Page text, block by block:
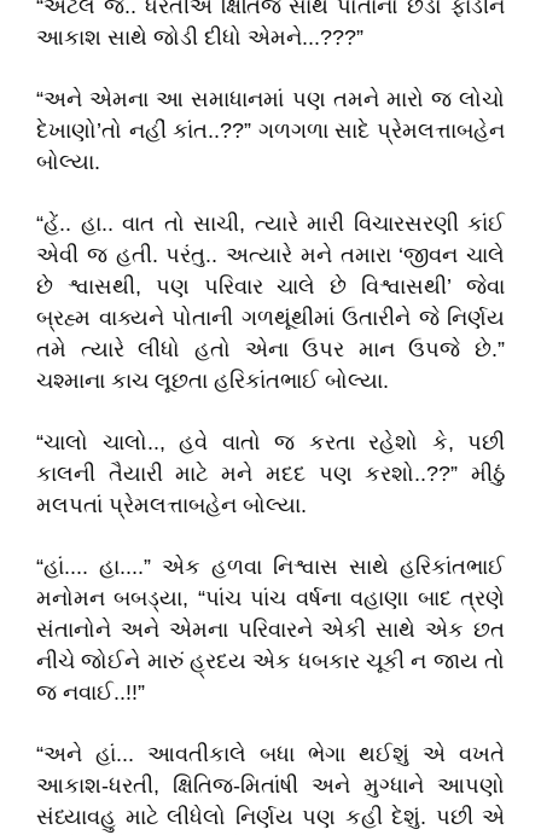
“એટલે જ.. ધરતીએ ક્ષિતિજ સાથે પોતાનો છેડો ફાડીને
આકાશ સાથે જોડી દીધો એમને...???”
“અને એમના આ સમાધાનમાં પણ તમને મારો જ લોચો
દેખાણો’તો નહીં કાંત..??” ગળગળા સાદે પ્રેમલત્તાબહેન
બોલ્યા.
“હેં.. હા.. વાત તો સાચી, ત્યારે મારી વિચારસરણી કાંઈ
એવી જ હતી. પરંતુ.. અત્યારે મને તમારા ‘જીવન ચાલે
છે શ્વાસથી, પણ પરિવાર ચાલે છે વિશ્વાસથી’ જેવા
બ્રહ્મ વાક્યને પોતાની ગળથૂંથીમાં ઉતારીને જે નિર્ણય
તમે ત્યારે લીધો હતો એના ઉપર માન ઉપજે છે.”
ચશ્માના કાચ લૂછતા હરિકાંતભાઈ બોલ્યા.
“ચાલો ચાલો.., હવે વાતો જ કરતા રહેશો કે, પછી
કાલની તૈયારી માટે મને મદદ પણ કરશો..??” મીઠું
મલપતાં પ્રેમલત્તાબહેન બોલ્યા.
“હાં.... હા....” એક હળવા નિશ્વાસ સાથે હરિકાંતભાઈ
મનોમન બબડ્યા, “પાંચ પાંચ વર્ષના વહાણા બાદ ત્રણે
સંતાનોને અને એમના પરિવારને એકી સાથે એક છત
નીચે જોઈને મારું હ્રદય એક ધબકાર ચૂકી ન જાય તો
જ નવાઈ..!!”
“અને હાં... આવતીકાલે બધા ભેગા થઈશું એ વખતે
આકાશ-ધરતી, ક્ષિતિજ-મિતાંષી અને મુગ્ધાને આપણો
સંધ્યાવહુ માટે લીધેલો નિર્ણય પણ કહી દેશું. પછી એ